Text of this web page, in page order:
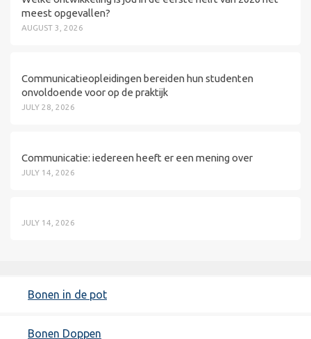
meest opgevallen?
AUGUST 3, 2026
Communicatieopleidingen bereiden hun studenten
onvoldoende voor op de praktijk
JULY 28, 2026
Communicatie: iedereen heeft er een mening over
JULY 14, 2026
JULY 14, 2026
Bonen in de pot
Bonen Doppen